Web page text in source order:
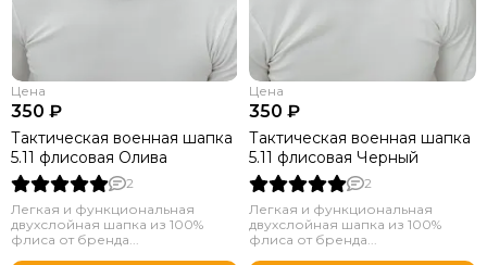
Цена
350 ₽
Тактическая военная шапка
5.11 флисовая Олива
2
Легкая и функциональная
двухслойная шапка из 100%
флиса от бренда...
Цена
350 ₽
Тактическая военная шапка
5.11 флисовая Черный
2
Легкая и функциональная
двухслойная шапка из 100%
флиса от бренда...